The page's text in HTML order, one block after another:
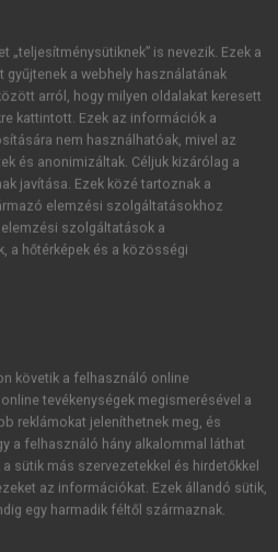
mert nem csak a műtéttel
is kapott vért, és
vércsoporttal rendelkező
lettek volna elérhetők, és e
mennyiségű vér a
levehető lett volna.”
25.085/1999.)
úgy tűnik, hogy csak a
miatt nem fogadta el a
mint terápiás
feltétlenül szóba jön,
ellátás, amelynek a
szövődmények,
tekintetében, így a
esetén a kimentés
szűk mezsgyére szorul
indokolhatja a
kockázatot csökkentő
információ lehet, hogy a
terápiás beavatkozás
„teljesítménysütiknek” is nevezik. Ezek a
a webhely használatának
arról, hogy milyen oldalakat keresett
kattintott. Ezek az információk a
nem használhatóak, mivel az
és anonimizáltak. Céljuk kizárólag a
javítása. Ezek közé tartoznak a
elemzési szolgáltatásokhoz
szolgáltatások a
a hőtérképek és a közösségi
követik a felhasználó online
tevékenységek megismerésével a
reklámokat jeleníthetnek meg, és
a felhasználó hány alkalommal láthat
a sütik más szervezetekkel és hirdetőkkel
az információkat. Ezek állandó sütik,
egy harmadik féltől származnak.